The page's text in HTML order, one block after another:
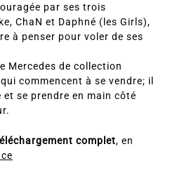
par ses trois
ChaN et Daphné (les Girls),
à penser pour voler de ses
Mercedes de collection
commencent à se vendre; il
se prendre en main côté
complet, en